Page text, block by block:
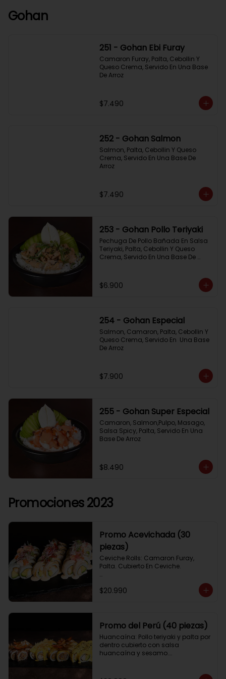
Gohan
251 - Gohan Ebi Furay
Camaron Furay, Palta, Cebollin Y
Queso Crema, Servido En Una Base
De Arroz
$7.490
252 - Gohan Salmon
Salmon, Palta, Cebollin Y Queso
Crema, Servido En Una Base De
Arroz
$7.490
253 - Gohan Pollo Teriyaki
Pechuga De Pollo Bañada En Salsa
Teriyaki, Palta, Cebollin Y Queso
Crema, Servido En Una Base De
$6.900
254 - Gohan Especial
Salmon, Camaron, Palta, Cebollin Y
Queso Crema, Servido En  Una Base
De Arroz
$7.900
255 - Gohan Super Especial
Camaron, Salmon,Pulpo, Masago,
Salsa Spicy, Palta, Servido En Una
Base De Arroz
$8.490
Promociones 2023
Promo Acevichada (30
piezas)
Ceviche Rolls: Camaron Furay,
Palta. Cubierto En Ceviche.
Acevichado Rolls: Camaron Furay,
Palta. Cubierto Con Pescado Blanco
queso crema y palta, frito en panko.
Coronado con salsa acevichada,
toques de cebolla, aji limo y cilantro
$20.990
Promo del Perú (40 piezas)
Huancaína: Pollo teriyaki y palta por
dentro cubierto con salsa
huancaína y sesamo.
dentro cubierto con lomo fino